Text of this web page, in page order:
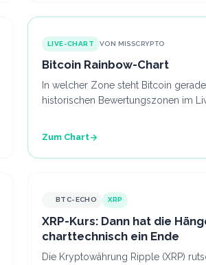
LIVE-CHART VON MISSCRYPTO
Bitcoin Rainbow-Chart
In welcher Zone steht Bitcoin
historischen Bewertungszonen im
Zum Chart
BTC-ECHO XRP
XRP-Kurs: Dann hat die
charttechnisch ein Ende
Die Kryptowährung Ripple (XRP)